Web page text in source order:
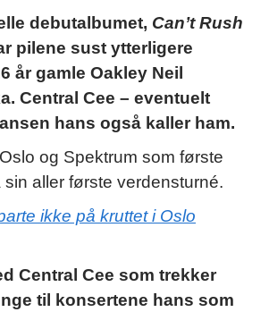
debutalbumet, Can’t Rush
pilene sust ytterligere
år gamle Oakley Neil
Central Cee – eventuelt
hans også kaller ham.
og Spektrum som første
aller første verdensturné.
ikke på kruttet i Oslo
Central Cee som trekker
til konsertene hans som